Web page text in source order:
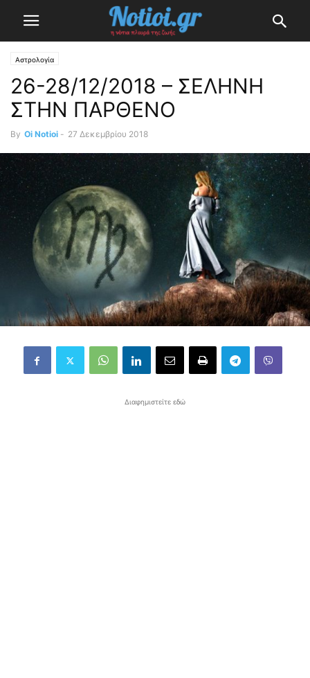
Αστρολογία
26-28/12/2018 – ΣΕΛΗΝΗ
ΣΤΗΝ ΠΑΡΘΕΝΟ
By Oi Notioi - 27 Δεκεμβρίου 2018
Διαφημιστείτε εδώ